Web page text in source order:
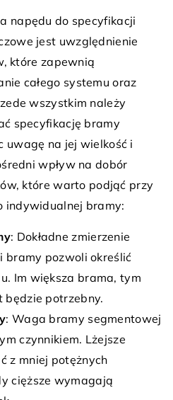
napędu do specyfikacji
jest uwzględnienie
które zapewnią
całego systemu oraz
wszystkim należy
specyfikację bramy
uwagę na jej wielkość i
wpływ na dobór
które warto podjąć przy
indywidualnej bramy:
: Dokładne zmierzenie
bramy pozwoli określić
Im większa brama, tym
potrzebny.
: Waga bramy segmentowej
czynnikiem. Lżejsze
z mniej potężnych
cięższe wymagają